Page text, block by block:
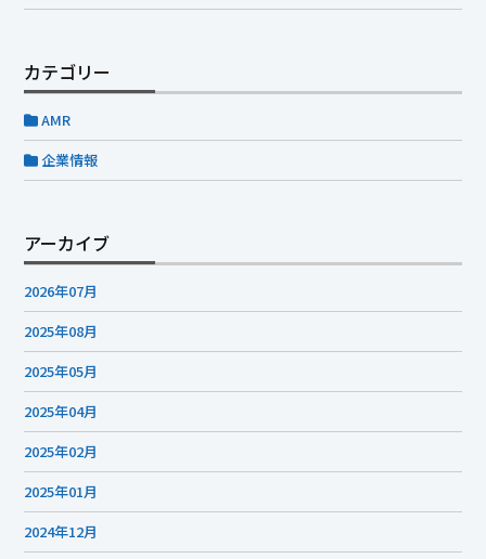
カテゴリー
AMR
企業情報
アーカイブ
2026年07月
2025年08月
2025年05月
2025年04月
2025年02月
2025年01月
2024年12月